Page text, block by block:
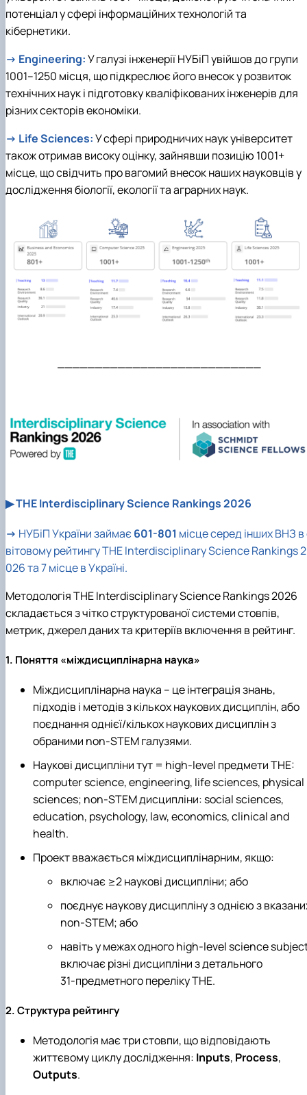
потенціал у сфері інформаційних технологій та
кібернетики.
→ Engineering:У галузі інженерії НУБіП увійшов до групи
1001–1250 місця, що підкреслює його внесок у розвиток
технічних наук і підготовку кваліфікованих інженерів для
різних секторів економіки.
→ Life Sciences:У сфері природничих наук університет
також отримав високу оцінку, зайнявши позицію 1001+
місце, що свідчить про вагомий внесок наших науковців у
дослідження біології, екології та аграрних наук.
___________________________
▶THE Interdisciplinary Science Rankings 2026
→ НУБіПУкраїни займає601-801 місце серед інших ВНЗ в
вітовому рейтингу THE Interdisciplinary Science Rankings 2
026 та 7 місце в Україні.
Методологія THE Interdisciplinary Science Rankings 2026
складається з чітко структурованої системи стовпів,
метрик, джерел даних та критеріїв включення в рейтинг.
1. Поняття «міждисциплінарна наука»
Міждисциплінарна наука – це інтеграція знань,
підходів і методів з кількох наукових дисциплін, або
поєднання однієї/кількох наукових дисциплін з
обраними non‑STEM галузями.
Наукові дисципліни тут = high‑level предмети THE:
computer science, engineering, life sciences, physical
sciences; non‑STEM дисципліни: social sciences,
education, psychology, law, economics, clinical and
health.
Проект вважається міждисциплінарним, якщо:
включає ≥2 наукові дисципліни; або
поєднує наукову дисципліну з однією з
non‑STEM; або
навіть у межах одного high‑level science
включає різні дисципліни з детального
31‑предметного переліку THE.
2. Структура рейтингу
Методологія має три стовпи, що відповідають
життєвому циклу дослідження: Inputs, Process,
Outputs.